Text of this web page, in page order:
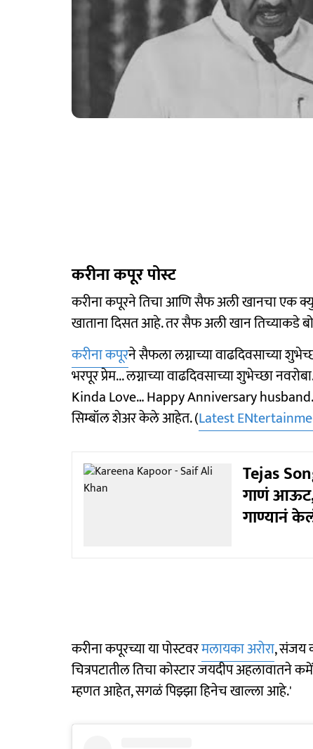
करीना कपूर पोस्ट
करीना कपूरने तिचा आणि सैफ अली खानचा एक
खाताना दिसत आहे. तर सैफ अली खान तिच्याकडे
करीना कपूरने सैफला लग्नाच्या वाढदिवसाच्या
भरपूर प्रेम... लग्नाच्या वाढदिवसाच्या शुभेच्छा
Kinda Love… Happy Anniversary
सिम्बॉल शेअर केले आहेत. (Latest
Tejas
गाणं आऊट,
गाण्यानं
करीना कपूरच्या या पोस्टवरमलायका अरोरा, संजय
चित्रपटातील तिचा कोस्टार जयदीप
म्हणत आहेत, सगळं पिझ्झा हिनेच खाल्ला आहे.'